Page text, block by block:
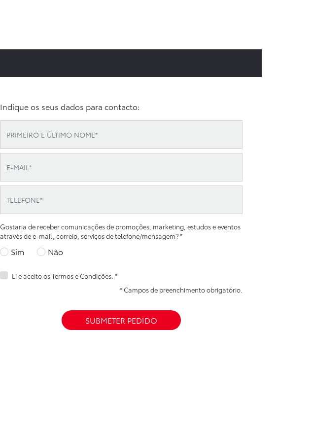
Indique os seus dados para contacto:
Gostaria de receber comunicações de promoções, marketing, estudos e eventos
através de e-mail, correio, serviços de telefone/mensagem? *
Sim Não
Li e aceito osTermos e Condições . *
* Campos de preenchimento obrigatório.
SUBMETER PEDIDO